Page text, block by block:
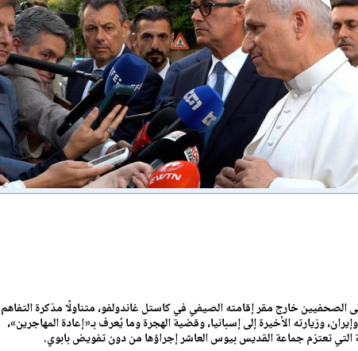
الصحفيين خارج مقر إقامته الصيفي في كاستل غاندولفو، متناولًا مذكرة التفاهم
وزيارته الأخيرة إلى إسبانيا، وقضية الهجرة وما يُعرف بـ«إعادة المهاجرين»،
التي تعتزم جماعة القديس بيوس العاشر إجراؤها من دون تفويض بابوي.